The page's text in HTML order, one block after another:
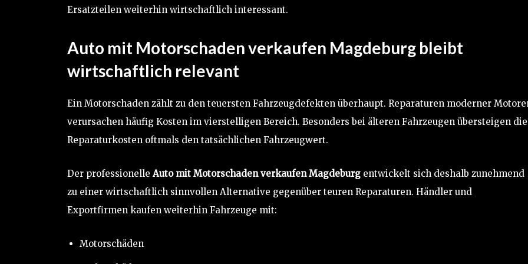
Ersatzteilen weiterhin wirtschaftlich interessant.
Auto mit Motorschaden verkaufen Magdeburg bleibt
wirtschaftlich relevant
Ein Motorschaden zählt zu den teuersten Fahrzeugdefekten überhaupt. Reparaturen moderner
verursachen häufig Kosten im vierstelligen Bereich. Besonders bei älteren Fahrzeugen übersteigen die
Reparaturkosten oftmals den tatsächlichen Fahrzeugwert.
Der professionelleAuto mit Motorschaden verkaufen Magdeburg entwickelt sich deshalb zunehmend
zu einer wirtschaftlich sinnvollen Alternative gegenüber teuren Reparaturen. Händler und
Exportfirmen kaufen weiterhin Fahrzeuge mit:
Motorschäden